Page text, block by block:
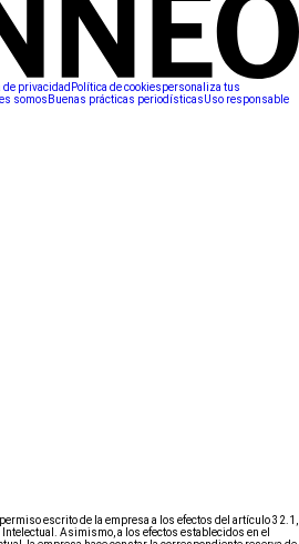
de privacidad Política de cookiespersonaliza tus
somos Buenas prácticas periodísticasUso responsable
escrito de la empresa a los efectos del artículo 32.1,
Asimismo, a los efectos establecidos en el